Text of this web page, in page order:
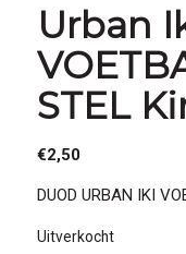
Urban
STEL
€2,50
DUOD URBAN IKI
Uitverkocht